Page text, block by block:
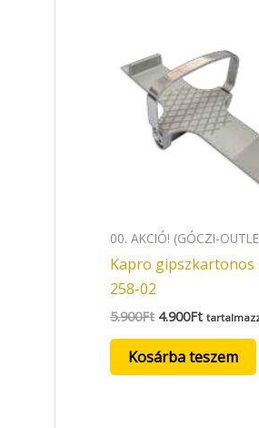
00. AKCIÓ! (GÓCZI-
Kapro gipszkartonos
258-02
5.900Ft
price
was:
5.900Ft.
4.900Ft
Current
price
4.900Ft.
Kosárba teszem